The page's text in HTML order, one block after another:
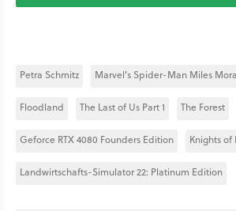
Petra Schmitz Marvel's Spider-Man Miles
Floodland The Last of Us Part 1 The Forest
Geforce RTX 4080 Founders Edition Knights of
Landwirtschafts-Simulator 22: Platinum Edition